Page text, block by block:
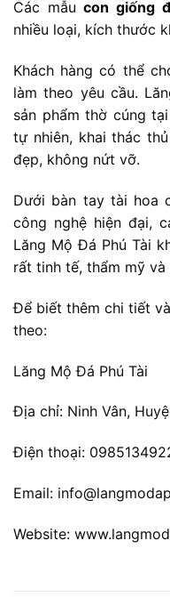
Các mẫucon giống
nhiều loại, kích thước
Khách hàng có thể
làm theo yêu cầu.
sản phẩm thờ cúng
tự nhiên, khai thác
đẹp, không nứt vỡ.
Dưới bàn tay tài hoa
công nghệ hiện đại,
Lăng Mộ Đá Phú Tài
rất tinh tế, thẩm mỹ
Để biết thêm chi tiết
theo:
Lăng Mộ Đá Phú Tài
Địa chỉ: Ninh Vân,
Điện thoại:
Email:
Website: